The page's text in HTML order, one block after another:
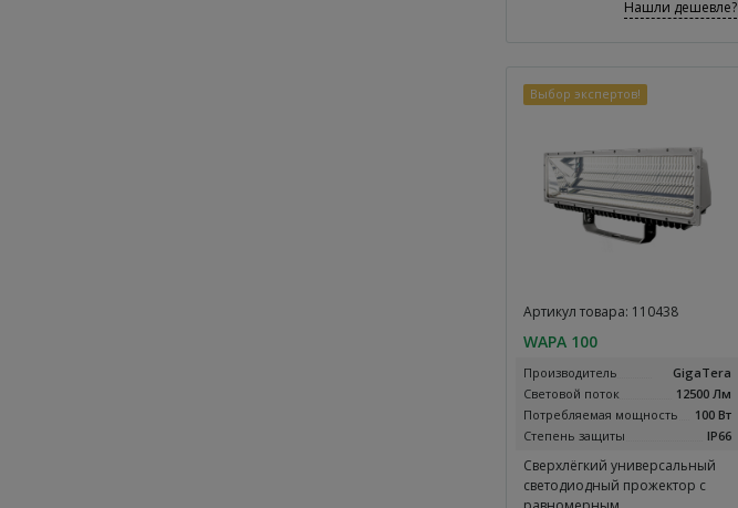
Нашли дешевле?
Выбор экспертов!
Артикул товара: 110438
WAPA 100
Производитель
GigaTera
Световой поток
12500 Лм
Потребляемая мощность
100 Вт
Степень защиты
IP66
Сверхлёгкий универсальный
светодиодный прожектор с